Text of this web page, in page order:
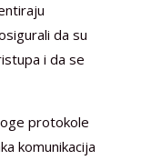
da su
i da se
protokole
komunikacija